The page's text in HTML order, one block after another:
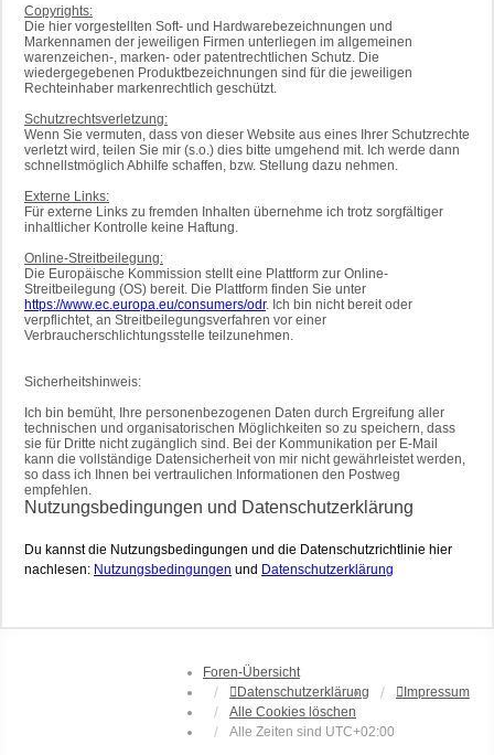
Copyrights:
Die hier vorgestellten Soft- und Hardwarebezeichnungen und
Markennamen der jeweiligen Firmen unterliegen im allgemeinen
warenzeichen-, marken- oder patentrechtlichen Schutz. Die
wiedergegebenen Produktbezeichnungen sind für die jeweiligen
Rechteinhaber markenrechtlich geschützt.
Schutzrechtsverletzung:
Wenn Sie vermuten, dass von dieser Website aus eines Ihrer Schutzrechte
verletzt wird, teilen Sie mir (s.o.) dies bitte umgehend mit. Ich werde dann
schnellstmöglich Abhilfe schaffen, bzw. Stellung dazu nehmen.
Externe Links:
Für externe Links zu fremden Inhalten übernehme ich trotz sorgfältiger
inhaltlicher Kontrolle keine Haftung.
Online-Streitbeilegung:
Die Europäische Kommission stellt eine Plattform zur Online-
Streitbeilegung (OS) bereit. Die Plattform finden Sie unter
https://www.ec.europa.eu/consumers/odr. Ich bin nicht bereit oder
verpflichtet, an Streitbeilegungsverfahren vor einer
Verbraucherschlichtungsstelle teilzunehmen.
Sicherheitshinweis:
Ich bin bemüht, Ihre personenbezogenen Daten durch Ergreifung aller
technischen und organisatorischen Möglichkeiten so zu speichern, dass
sie für Dritte nicht zugänglich sind. Bei der Kommunikation per E-Mail
kann die vollständige Datensicherheit von mir nicht gewährleistet werden,
so dass ich Ihnen bei vertraulichen Informationen den Postweg
empfehlen.
Nutzungsbedingungen und Datenschutzerklärung
Du kannst die Nutzungsbedingungen und die Datenschutzrichtlinie hier
nachlesen: Nutzungsbedingungen und Datenschutzerklärung
Foren-Übersicht
Datenschutzerklärung
Impressum
Alle Cookies löschen
Alle Zeiten sind UTC+02:00